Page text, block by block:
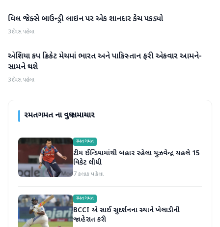
રમતગમત
વિલ જેક્સે બાઉન્ડ્રી લાઇન પર એક શાનદાર કેચ પકડ્યો
3 દિવસ પહેલા
રમતગમત
એશિયા કપ ક્રિકેટ મેચમાં ભારત અને પાકિસ્તાન ફરી એકવાર આમને-
સામને થશે
3 દિવસ પહેલા
રમતગમતના વધુ સમાચાર
રમતગમત
ટીમ ઈન્ડિયામાંથી બહાર રહેલા યુઝવેન્દ્ર ચહલે 15
વિકેટ લીધી
7 કલાક પહેલા
રમતગમત
BCCI એ સાઈ સુદર્શનના સ્થાને ખેલાડીની
જાહેરાત કરી